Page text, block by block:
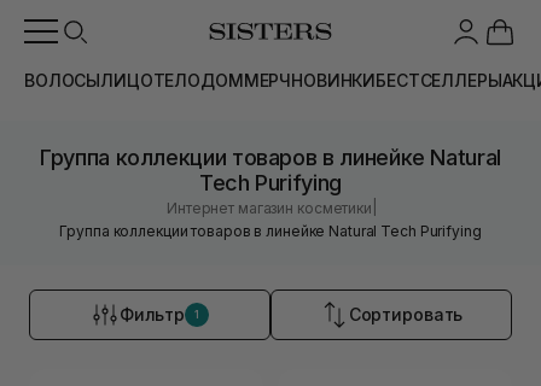
ВОЛОСЫЛИЦОТЕЛОДОММЕРЧНОВИНКИБЕСТСЕЛЛЕРЫ
Группа коллекции товаров в линейке Natural
Tech Purifying
Интернет магазин косметики
Группа коллекции товаров в линейке Natural Tech Purifying
Фильтр 1 Сортировать